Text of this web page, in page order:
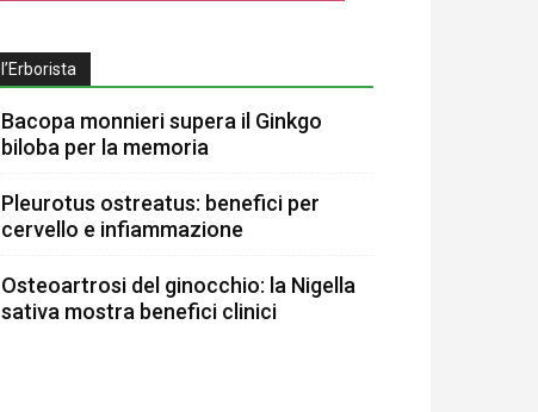
l’Erborista
Bacopa monnieri supera il Ginkgo
biloba per la memoria
Pleurotus ostreatus: benefici per
cervello e infiammazione
Osteoartrosi del ginocchio: la Nigella
sativa mostra benefici clinici